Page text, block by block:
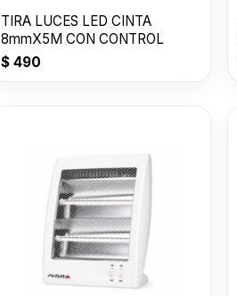
TIRA LUCES LED CINTA
8mmX5M CON CONTROL
$490